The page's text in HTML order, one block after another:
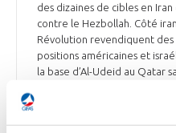
des dizaines de cibles en
contre le Hezbollah. Côté
Révolution revendiquent
positions américaines et
la base d’Al-Udeid au Qatar